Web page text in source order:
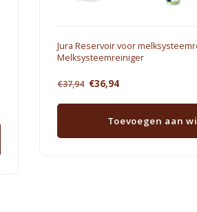
Jura Reservoir voor
Melksysteemreiniger
€37,94 €36,94
Toevoegen aan